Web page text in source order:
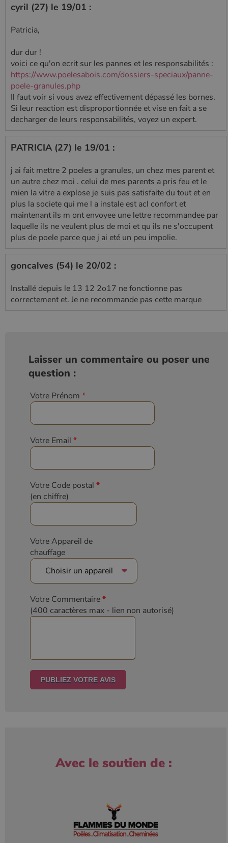
cyril (27) le 19/01 :
Patricia,
dur dur !
voici ce qu'on ecrit sur les pannes et les responsabilités :
https://www.poelesabois.com/dossiers-speciaux/panne-
poele-granules.php
Il faut voir si vous avez effectivement dépassé les bornes.
Si leur reaction est disproportionnée et vise en fait a se
decharger de leurs responsabilités, voyez un expert.
PATRICIA (27) le 19/01 :
j ai fait mettre 2 poeles a granules, un chez mes parent et
un autre chez moi . celui de mes parents a pris feu et le
mien la vitre a explose je suis pas satisfaite du tout et en
plus la societe qui me l a instale est acl confort et
maintenant ils m ont envoyee une lettre recommandee par
laquelle ils ne veulent plus de moi et qu ils ne s'occupent
plus de poele parce que j ai eté un peu impolie.
goncalves (54) le 20/02 :
Installé depuis le 13 12 2o17 ne fonctionne pas
correctement et. Je ne recommande pas cette marque
Laisser un commentaire ou poser une
question :
Votre Prénom *
Votre Email *
Votre Code postal *
(en chiffre)
Votre Appareil de
chauffage
Votre Commentaire*
(400 caractères max - lien non autorisé)
Avec le soutien de :